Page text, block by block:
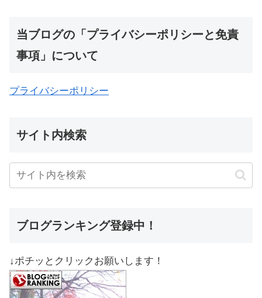
当ブログの「プライバシーポリシーと免責
事項」について
プライバシーポリシー
サイト内検索
ブログランキング登録中！
↓ポチッとクリックお願いします！